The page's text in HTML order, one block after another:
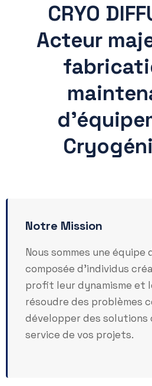
CRYO
Acteur
Notre Mission
Nous sommes une équipe
composée d'individus
profit leur dynamisme et
résoudre des problèmes
développer des solutions
service de vos projets.